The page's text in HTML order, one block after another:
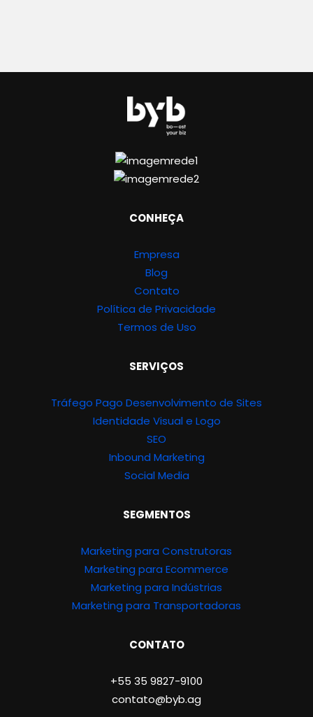
CONHEÇA
Empresa
Blog
Contato
Política de Privacidade
Termos de Uso
SERVIÇOS
Tráfego Pago Desenvolvimento de Sites
Identidade Visual e Logo
SEO
Inbound Marketing
Social Media
SEGMENTOS
Marketing para Construtoras
Marketing para Ecommerce
Marketing para Indústrias
Marketing para Transportadoras
CONTATO
+55 35 9827-9100
contato@byb.ag